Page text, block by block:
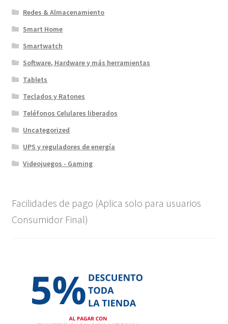
Redes & Almacenamiento
Smart Home
Smartwatch
Software, Hardware y más herramientas
Tablets
Teclados y Ratones
Teléfonos Celulares liberados
Uncategorized
UPS y reguladores de energía
Videojuegos - Gaming
Facilidades de pago (Aplica solo para usuarios
Consumidor Final)